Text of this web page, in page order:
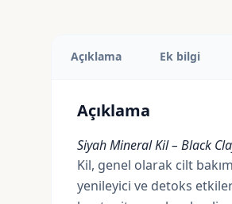
Açıklama Ek bilgi
Açıklama
Siyah Mineral Kil – Black
Kil, genel olarak cilt
yenileyici ve detoks